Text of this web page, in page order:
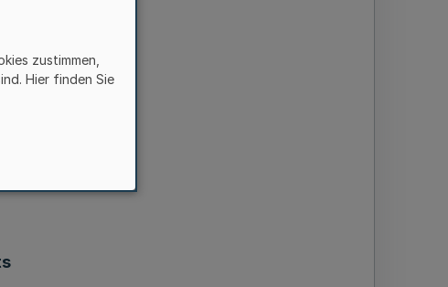
zustimmen,
Hier finden Sie